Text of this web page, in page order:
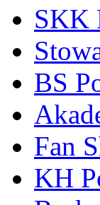
SKK
BS
Fan
KH